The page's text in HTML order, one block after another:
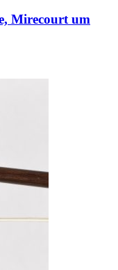
Mirecourt um